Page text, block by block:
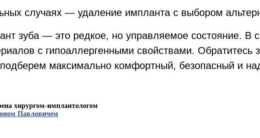
случаях — удаление импланта с выбором
зуба — это редкое, но управляемое состояние. В
с гипоаллергенными свойствами. Обратитесь
максимально комфортный, безопасный и
хирургом-имплантологом
Павловичем